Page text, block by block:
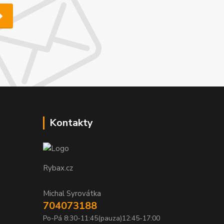
Kontakty
Rybax.cz
Michal Syrovátka
704073188
Po-Pá 8:30-11:45(pauza)12:45-17:00